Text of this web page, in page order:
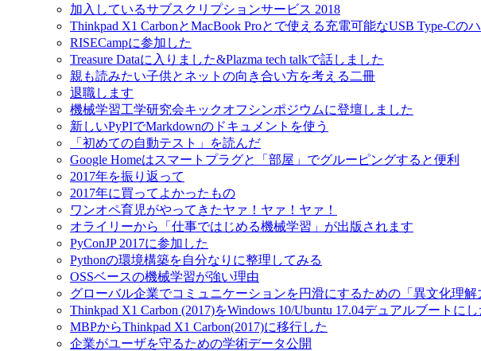
加入しているサブスクリプションサービス 2018
Thinkpad X1 CarbonとMacBook Proとで使える充電可能なUSB Type-Cの
RISECampに参加した
Treasure Dataに入りました&Plazma tech talkで話しました
親も読みたい子供とネットの向き合い方を考える二冊
退職します
機械学習工学研究会キックオフシンポジウムに登壇しました
新しいPyPIでMarkdownのドキュメントを使う
「初めての自動テスト」を読んだ
Google Homeはスマートプラグと「部屋」でグルーピングすると便利
2017年を振り返って
2017年に買ってよかったもの
ワンオペ育児がやってきたヤァ！ヤァ！ヤァ！
オライリーから「仕事ではじめる機械学習」が出版されます
PyConJP 2017に参加した
Pythonの環境構築を自分なりに整理してみる
OSSベースの機械学習が強い理由
グローバル企業でコミュニケーションを円滑にするための「異文化理解
Thinkpad X1 Carbon (2017)をWindows 10/Ubuntu 17.04デュアルブートにし
MBPからThinkpad X1 Carbon(2017)に移行した
企業がユーザを守るための学術データ公開